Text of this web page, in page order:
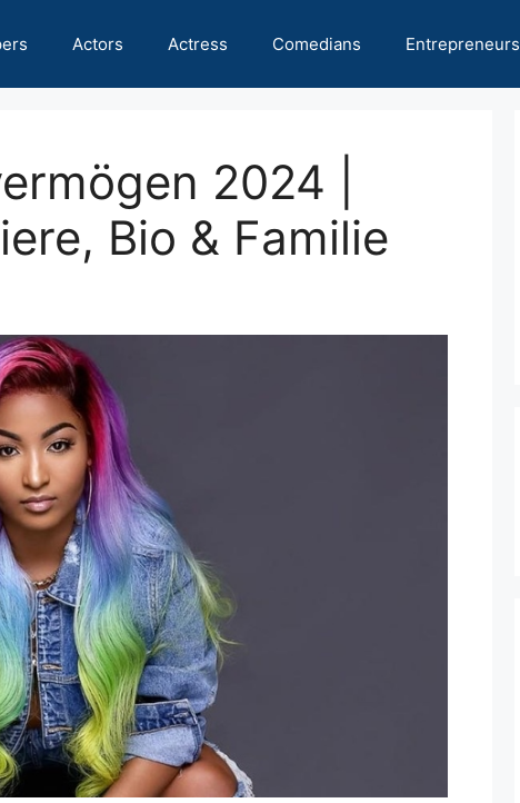
Actors Actress Comedians Entrepreneurs
2024 |
Bio & Familie